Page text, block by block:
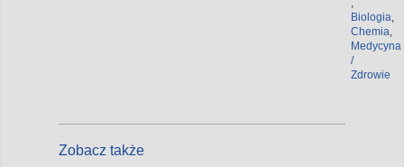
Biologia
Chemia
Medycyna
/
Zdrowie
Zobacz także